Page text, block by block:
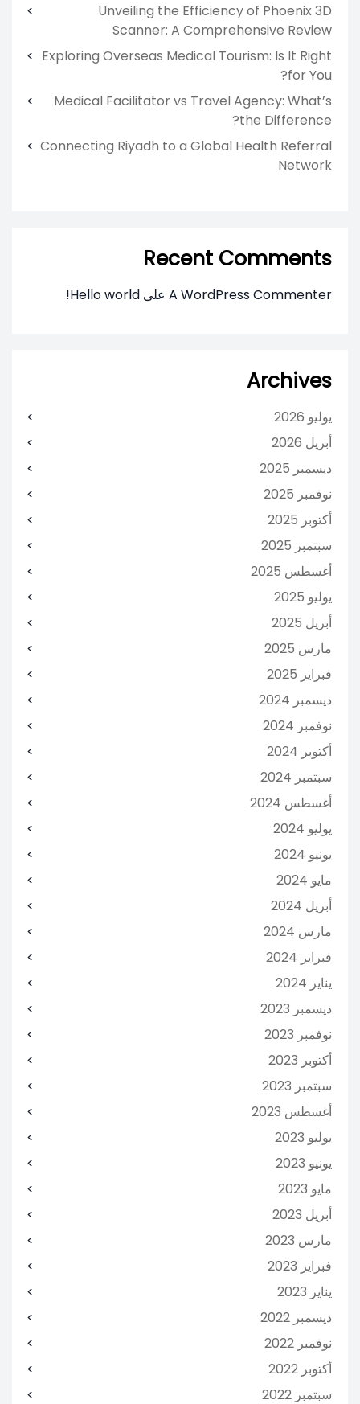
Unveiling the Efficiency of Phoenix 3D
Scanner: A Comprehensive Review
Exploring Overseas Medical Tourism: Is It Right
for You?
Medical Facilitator vs Travel Agency: What’s
the Difference?
Connecting Riyadh to a Global Health Referral
Network
Recent Comments
A WordPress Commenter على Hello world!
Archives
يوليو 2026
أبريل 2026
ديسمبر 2025
نوفمبر 2025
أكتوبر 2025
سبتمبر 2025
أغسطس 2025
يوليو 2025
أبريل 2025
مارس 2025
فبراير 2025
ديسمبر 2024
نوفمبر 2024
أكتوبر 2024
سبتمبر 2024
أغسطس 2024
يوليو 2024
يونيو 2024
مايو 2024
أبريل 2024
مارس 2024
فبراير 2024
يناير 2024
ديسمبر 2023
نوفمبر 2023
أكتوبر 2023
سبتمبر 2023
أغسطس 2023
يوليو 2023
يونيو 2023
مايو 2023
أبريل 2023
مارس 2023
فبراير 2023
يناير 2023
ديسمبر 2022
نوفمبر 2022
أكتوبر 2022
سبتمبر 2022